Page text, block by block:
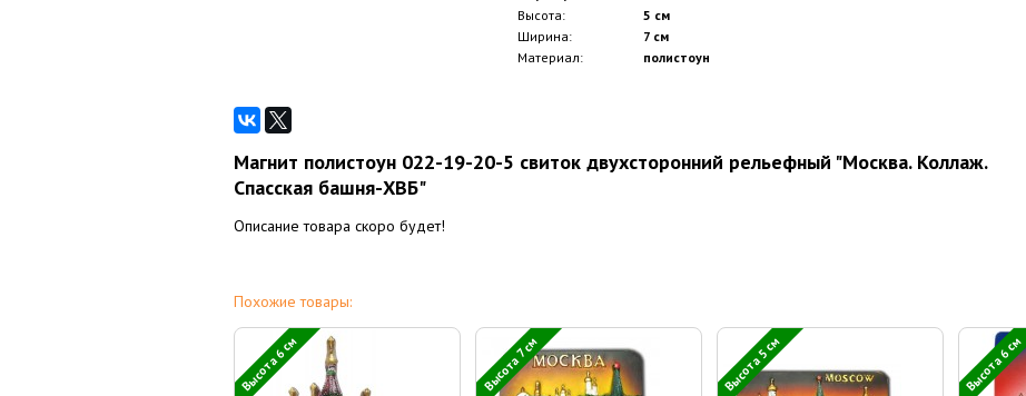
Высота:
5 см
Ширина:
7 см
Материал:
полистоун
Магнит полистоун 022-19-20-5 свиток двухсторонний рельефный "Москва. Коллаж.
Спасская башня-ХВБ"
Описание товара скоро будет!
Похожие товары:
Высота 6 см Высота 7 см Высота 5 см Высота 6 см